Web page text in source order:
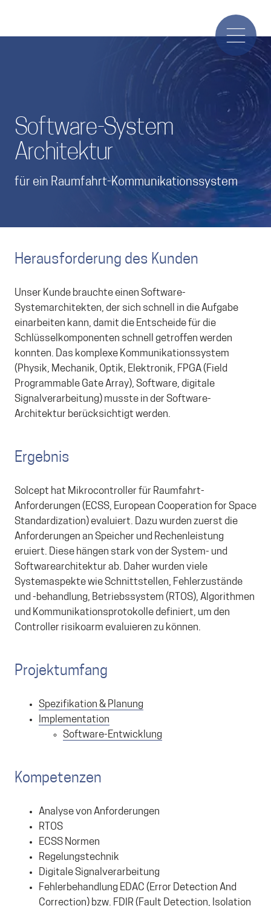
Software-System
Architektur
für ein Raumfahrt-Kommunikationssystem
Herausforderung des Kunden
Unser Kunde brauchte einen Software-
Systemarchitekten, der sich schnell in die Aufgabe
einarbeiten kann, damit die Entscheide für die
Schlüsselkomponenten schnell getroffen werden
konnten. Das komplexe Kommunikationssystem
(Physik, Mechanik, Optik, Elektronik, FPGA (Field
Programmable Gate Array), Software, digitale
Signalverarbeitung) musste in der Software-
Architektur berücksichtigt werden.
Ergebnis
Solcept hat Mikrocontroller für Raumfahrt-
Anforderungen (ECSS, European Cooperation for Space
Standardization) evaluiert. Dazu wurden zuerst die
Anforderungen an Speicher und Rechenleistung
eruiert. Diese hängen stark von der System- und
Softwarearchitektur ab. Daher wurden viele
Systemaspekte wie Schnittstellen, Fehlerzustände
und -behandlung, Betriebssystem (RTOS), Algorithmen
und Kommunikationsprotokolle definiert, um den
Controller risikoarm evaluieren zu können.
Projektumfang
Spezifikation & Planung
Implementation
Software-Entwicklung
Kompetenzen
Analyse von Anforderungen
RTOS
ECSS Normen
Regelungstechnik
Digitale Signalverarbeitung
Fehlerbehandlung EDAC (Error Detection And
Correction) bzw. FDIR (Fault Detection, Isolation